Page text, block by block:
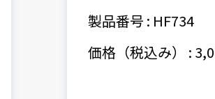
製品番号 : HF734
価格（税込み） :